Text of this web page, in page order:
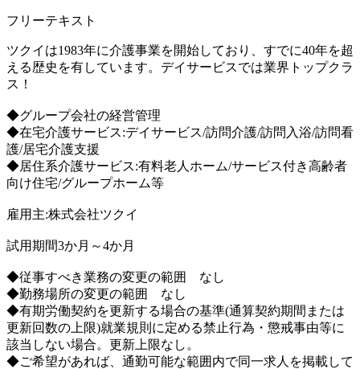
フリーテキスト
ツクイは1983年に介護事業を開始しており、すでに40年を超
える歴史を有しています。デイサービスでは業界トップクラ
ス！
◆グループ会社の経営管理
◆在宅介護サービス:デイサービス/訪問介護/訪問入浴/訪問看
護/居宅介護支援
◆居住系介護サービス:有料老人ホーム/サービス付き高齢者
向け住宅/グループホーム等
雇用主:株式会社ツクイ
試用期間3か月～4か月
◆従事すべき業務の変更の範囲 なし
◆勤務場所の変更の範囲 なし
◆有期労働契約を更新する場合の基準(通算契約期間または
更新回数の上限)就業規則に定める禁止行為・懲戒事由等に
該当しない場合。更新上限なし。
◆ご希望があれば、通勤可能な範囲内で同一求人を掲載して